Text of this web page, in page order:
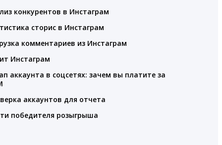
конкурентов в Инстаграм
сторис в Инстаграм
комментариев из Инстаграм
Инстаграм
аккаунта в соцсетях: зачем вы платите за
аккаунтов для отчета
победителя розыгрыша